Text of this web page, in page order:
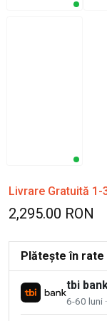
Livrare Gratuită
2,295.00 RON
Plătește în rate
tbi
6-60 luni